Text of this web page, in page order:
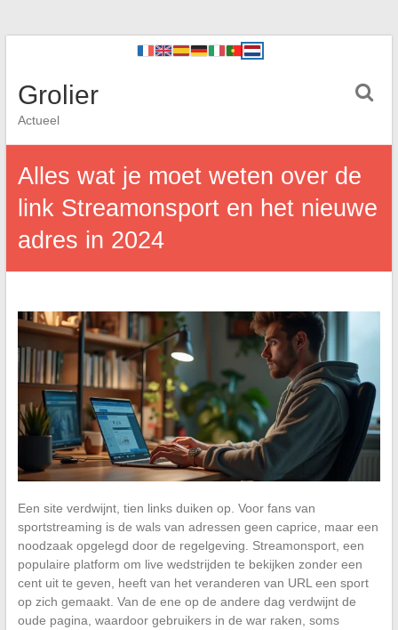
Grolier
Actueel
Alles wat je moet weten over de
link Streamonsport en het nieuwe
adres in 2024
Een site verdwijnt, tien links duiken op. Voor fans van
sportstreaming is de wals van adressen geen caprice, maar een
noodzaak opgelegd door de regelgeving. Streamonsport, een
populaire platform om live wedstrijden te bekijken zonder een
cent uit te geven, heeft van het veranderen van URL een sport
op zich gemaakt. Van de ene op de andere dag verdwijnt de
oude pagina, waardoor gebruikers in de war raken, soms